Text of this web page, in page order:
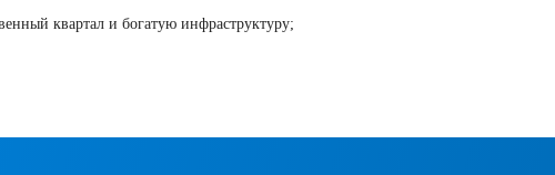
квартал и богатую инфраструктуру;